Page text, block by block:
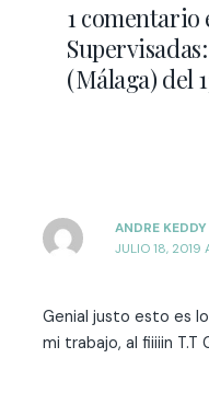
1 comentario
(Málaga) del
ANDRE KEDDY
JULIO 18, 2019
Genial justo esto es
mi trabajo, al fiiiiin T.T